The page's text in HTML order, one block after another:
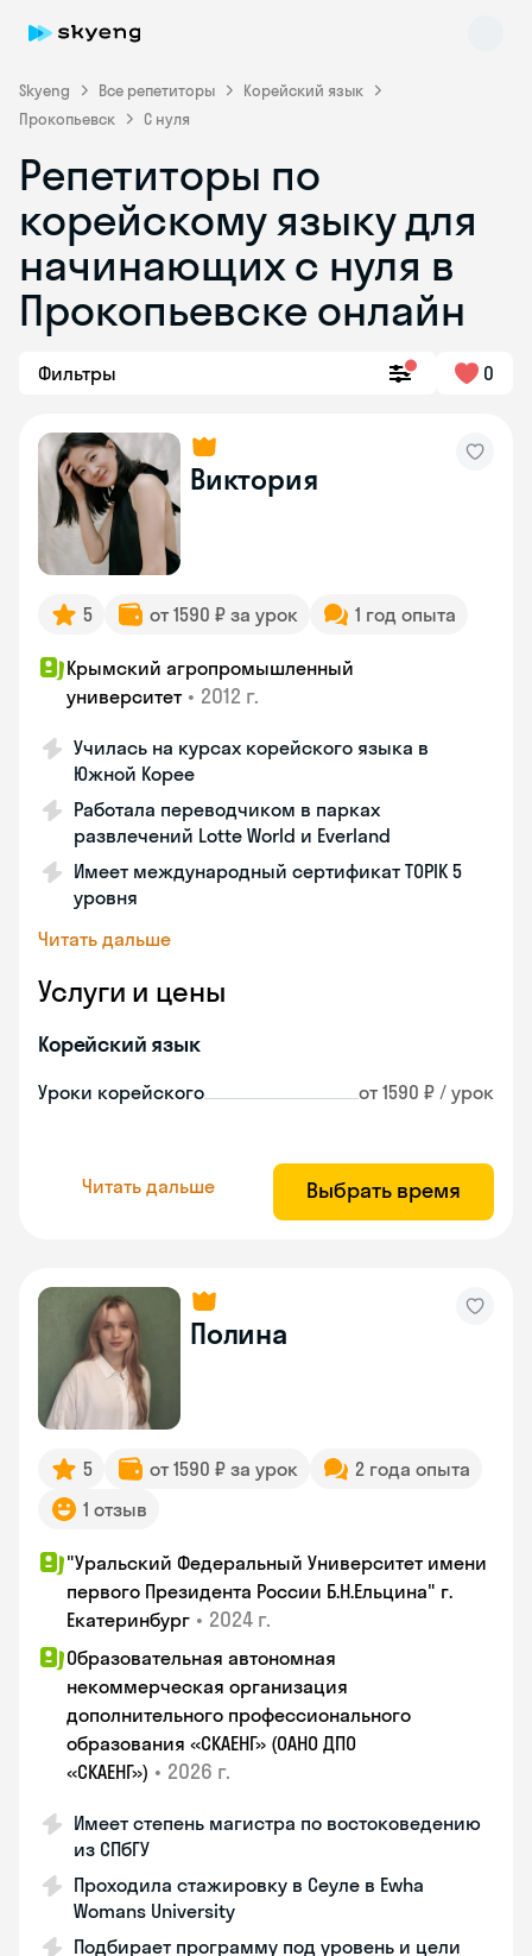
Skyeng Все репетиторы
Корейский язык
Прокопьевск
С нуля
Репетиторы по
корейскому языку для
начинающих с нуля в
Прокопьевске онлайн
Фильтры 0
Виктория
5 от 1590 ₽ за урок 1 год опыта
Крымский агропромышленный
университет • 2012 г.
Училась на курсах корейского языка в
Южной Корее
Работала переводчиком в парках
развлечений Lotte World и Everland
Имеет международный сертификат TOPIK 5
уровня
Читать дальше
Услуги и цены
Корейский язык
Уроки корейского от 1590 ₽ / урок
Читать дальше Выбрать время
Полина
5 от 1590 ₽ за урок
2 года опыта
1 отзыв
"Уральский Федеральный Университет имени
первого Президента России Б.Н.Ельцина" г.
Екатеринбург • 2024 г.
Образовательная автономная
некоммерческая организация
дополнительного профессионального
образования «СКАЕНГ» (ОАНО ДПО
«СКАЕНГ») • 2026 г.
Имеет степень магистра по востоковедению
из СПбГУ
Проходила стажировку в Сеуле в Ewha
Womans University
Подбирает программу под уровень и цели
Skyeng Chat
online